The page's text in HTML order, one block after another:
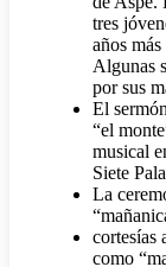
tres
años
Algunas
por sus
El
“el
musical
Siete
La
cortesías
como